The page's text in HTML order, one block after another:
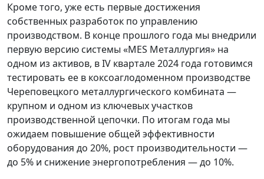
Кроме того, уже есть первые достижения
собственных разработок по управлению
производством. В конце прошлого года мы внедрили
первую версию системы «MES Металлургия» на
одном из активов, в IV квартале 2024 года готовимся
тестировать ее в коксоаглодоменном производстве
Череповецкого металлургического комбината —
крупном и одном из ключевых участков
производственной цепочки. По итогам года мы
ожидаем повышение общей эффективности
оборудования до 20%, рост производительности —
до 5% и снижение энергопотребления — до 10%.